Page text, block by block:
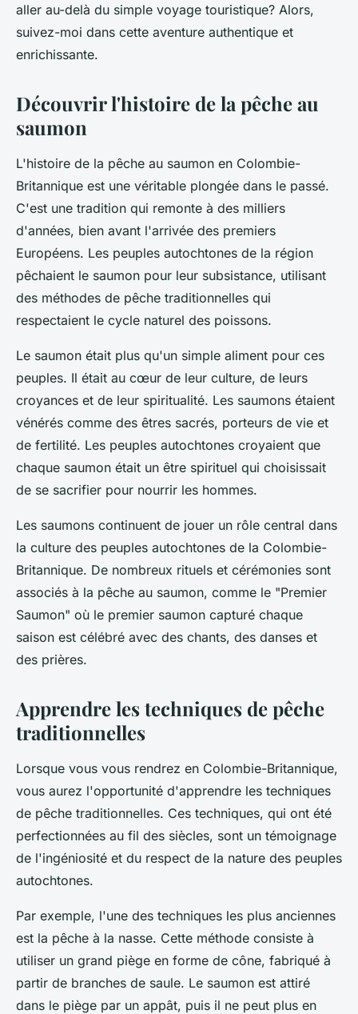
aller au-delà du simple voyage touristique? Alors,
suivez-moi dans cette aventure authentique et
enrichissante.
Découvrir l'histoire de la pêche au
saumon
L'histoire de la pêche au saumon en Colombie-
Britannique est une véritable plongée dans le passé.
C'est une tradition qui remonte à des milliers
d'années, bien avant l'arrivée des premiers
Européens. Les peuples autochtones de la région
pêchaient le saumon pour leur subsistance, utilisant
des méthodes de pêche traditionnelles qui
respectaient le cycle naturel des poissons.
Le saumon était plus qu'un simple aliment pour ces
peuples. Il était au cœur de leur culture, de leurs
croyances et de leur spiritualité. Les saumons étaient
vénérés comme des êtres sacrés, porteurs de vie et
de fertilité. Les peuples autochtones croyaient que
chaque saumon était un être spirituel qui choisissait
de se sacrifier pour nourrir les hommes.
Les saumons continuent de jouer un rôle central dans
la culture des peuples autochtones de la Colombie-
Britannique. De nombreux rituels et cérémonies sont
associés à la pêche au saumon, comme le "Premier
Saumon" où le premier saumon capturé chaque
saison est célébré avec des chants, des danses et
des prières.
Apprendre les techniques de pêche
traditionnelles
Lorsque vous vous rendrez en Colombie-Britannique,
vous aurez l'opportunité d'apprendre les techniques
de pêche traditionnelles. Ces techniques, qui ont été
perfectionnées au fil des siècles, sont un témoignage
de l'ingéniosité et du respect de la nature des peuples
autochtones.
Par exemple, l'une des techniques les plus anciennes
est la pêche à la nasse. Cette méthode consiste à
utiliser un grand piège en forme de cône, fabriqué à
partir de branches de saule. Le saumon est attiré
dans le piège par un appât, puis il ne peut plus en